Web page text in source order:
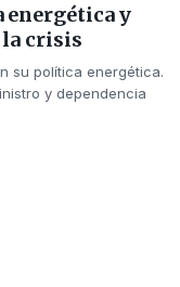
energética y
la crisis
su política energética.
y dependencia